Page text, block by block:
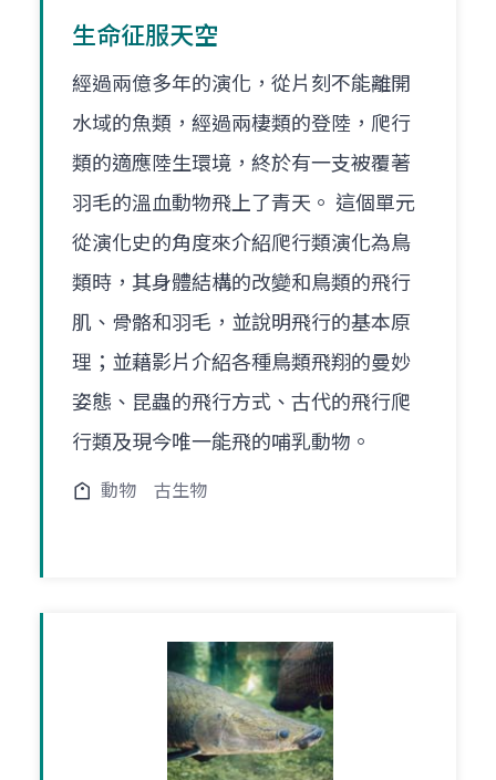
生命征服天空
經過兩億多年的演化，從片刻不能離開
水域的魚類，經過兩棲類的登陸，爬行
類的適應陸生環境，終於有一支被覆著
羽毛的溫血動物飛上了青天。 這個單元
從演化史的角度來介紹爬行類演化為鳥
類時，其身體結構的改變和鳥類的飛行
肌、骨骼和羽毛，並說明飛行的基本原
理；並藉影片介紹各種鳥類飛翔的曼妙
姿態、昆蟲的飛行方式、古代的飛行爬
行類及現今唯一能飛的哺乳動物。
動物 古生物